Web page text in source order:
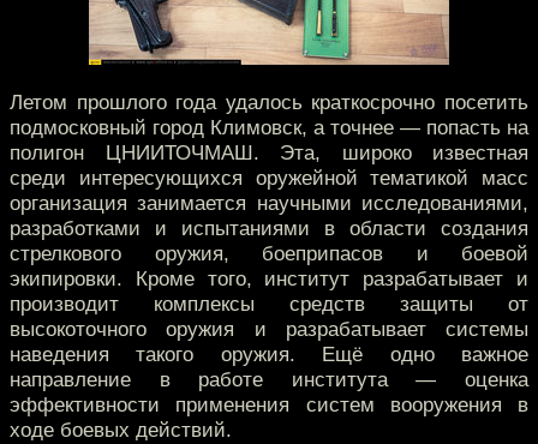
Летом прошлого года удалось краткосрочно посетить
подмосковный город Климовск, а точнее — попасть на
полигон ЦНИИТОЧМАШ. Эта, широко известная
среди интересующихся оружейной тематикой масс
организация занимается научными исследованиями,
разработками и испытаниями в области создания
стрелкового оружия, боеприпасов и боевой
экипировки. Кроме того, институт разрабатывает и
производит комплексы средств защиты от
высокоточного оружия и разрабатывает системы
наведения такого оружия. Ещё одно важное
направление в работе института — оценка
эффективности применения систем вооружения в
ходе боевых действий.